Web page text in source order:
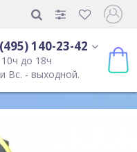
140-23-42
до 18ч
Вс. - выходной.